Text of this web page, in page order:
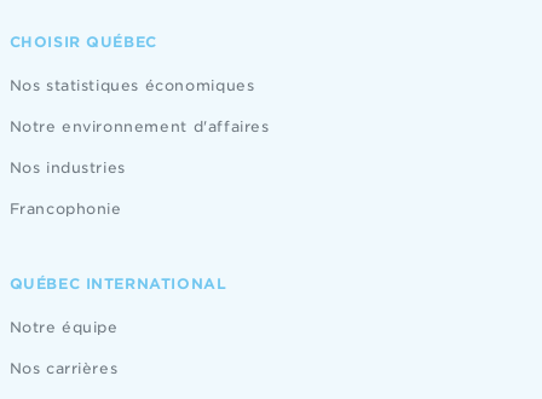
CHOISIR QUÉBEC
Nos statistiques économiques
Notre environnement d'affaires
Nos industries
Francophonie
QUÉBEC INTERNATIONAL
Notre équipe
Nos carrières